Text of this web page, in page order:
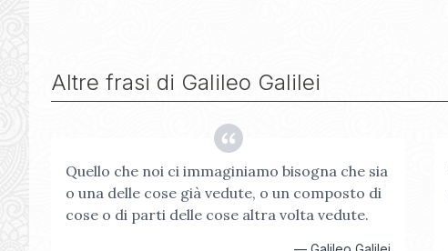
Altre frasi di Galileo Galilei
Quello che noi ci immaginiamo bisogna che sia
o una delle cose già vedute, o un composto di
cose o di parti delle cose altra volta vedute.